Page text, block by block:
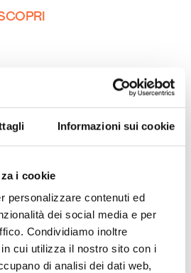
Informazioni sui cookie
i cookie
personalizzare contenuti ed
dei social media e per
Condividiamo inoltre
cui utilizza il nostro sito con i
di analisi dei dati web,